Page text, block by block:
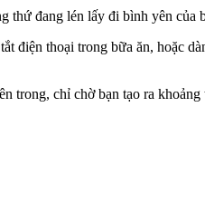
thứ đang lén lấy đi bình yên của
điện thoại trong bữa ăn, hoặc
trong, chỉ chờ bạn tạo ra khoảng